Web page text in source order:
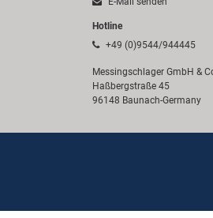
Hotline
+49 (0)9544/944445
Messingschlager GmbH &
Haßbergstraße 45
96148 Baunach-Germany